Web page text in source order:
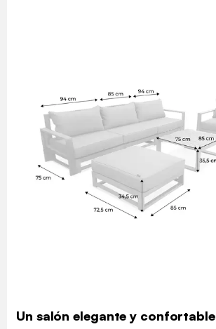
Un salón elegante y confortable